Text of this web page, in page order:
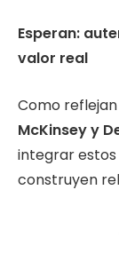
Esperan:
valor real
Como
McKinsey y
integrar
construyen